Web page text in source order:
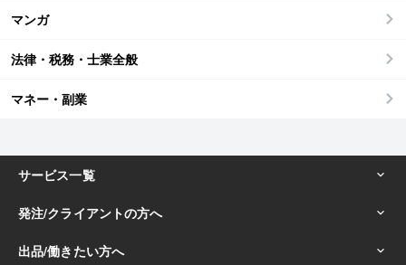
マンガ
法律・税務・士業全般
マネー・副業